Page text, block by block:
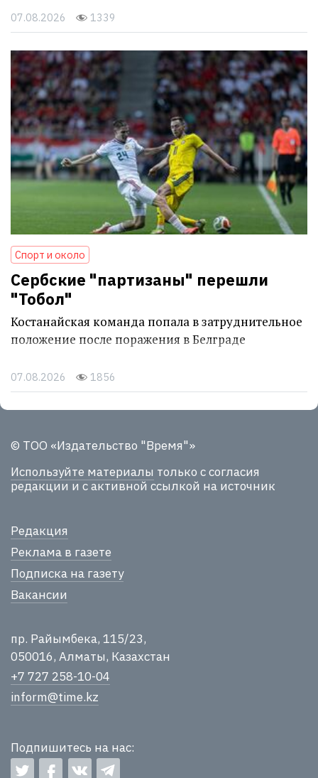
07.08.2026 1339
Спорт и около
Сербские "партизаны" перешли
"Тобол"
Костанайская команда попала в затруднительное
положение после поражения в Белграде
07.08.2026 1856
© ТОО «Издательство "Время"»
Используйте материалы только с согласия
редакции и с активной ссылкой на источник
Редакция
Реклама в газете
Подписка на газету
Вакансии
пр. Райымбека, 115/23,
050016, Алматы, Казахстан
+7 727 258-10-04
inform@time.kz
Подпишитесь на нас: